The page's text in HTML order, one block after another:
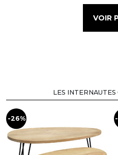
VOIR
LES INTERNAUTES
-26%